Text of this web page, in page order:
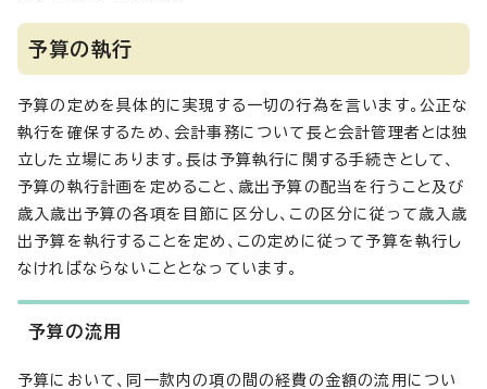
予算の執行
予算の定めを具体的に実現する一切の行為を言います。公正な
執行を確保するため、会計事務について長と会計管理者とは独
立した立場にあります。長は予算執行に関する手続きとして、
予算の執行計画を定めること、歳出予算の配当を行うこと及び
歳入歳出予算の各項を目節に区分し、この区分に従って歳入歳
出予算を執行することを定め、この定めに従って予算を執行し
なければならないこととなっています。
予算の流用
予算において、同一款内の項の間の経費の金額の流用につい